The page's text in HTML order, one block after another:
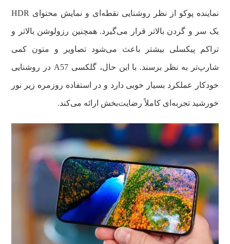
نماینده پوکو از نظر روشنایی نقطه‌ای و نمایش محتوای HDR
یک سر و گردن بالاتر قرار می‌گیرد. همچنین رزولوشن بالاتر و
تراکم پیکسلی بیشتر باعث می‌شود تصاویر و متون کمی
شارپ‌تر به نظر برسند. با این حال، گلکسی A57 در روشنایی
خودکار عملکرد بسیار خوبی دارد و در استفاده روزمره زیر نور
خورشید تجربه‌ای کاملاً رضایت‌بخش ارائه می‌کند.